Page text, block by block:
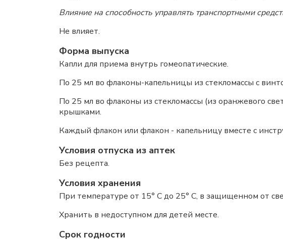
Влияние на способность управлять транспортными
Не влияет.
Форма выпуска
Капли для приема внутрь гомеопатические.
По 25 мл во флаконы-капельницы из стекломассы с
По 25 мл во флаконы из стекломассы (из оранжевого
крышками.
Каждый флакон или флакон - капельницу вместе с
Условия отпуска из аптек
Без рецепта.
Условия хранения
При температуре от 15° С до 25° С, в защищенном от
Хранить в недоступном для детей месте.
Срок годности